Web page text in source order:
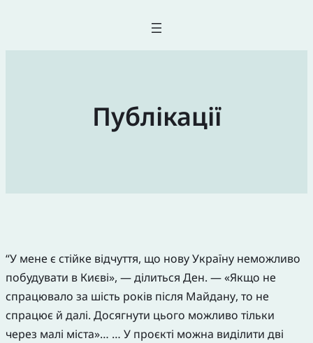
Публікації
“У мене є стійке відчуття, що нову Україну неможливо
побудувати в Києві», — ділиться Ден. — «Якщо не
спрацювало за шість років після Майдану, то не
спрацює й далі. Досягнути цього можливо тільки
через малі міста»… … У проєкті можна виділити дві